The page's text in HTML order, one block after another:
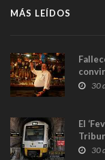
MÁS LEÍDOS
en30
El
30